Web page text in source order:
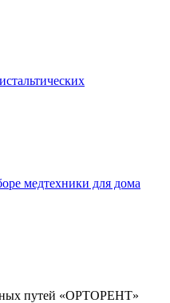
медтехники для дома
путей «ОРТОРЕНТ»